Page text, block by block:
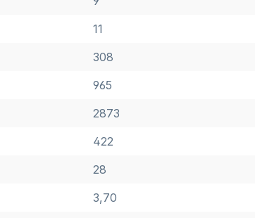
11
308
965
2873
422
28
3,70